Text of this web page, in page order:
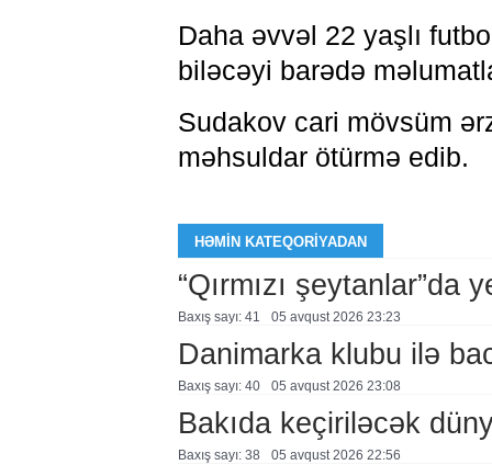
Daha əvvəl 22 yaşlı
biləcəyi barədə
Sudakov cari mövsüm
məhsuldar ötürmə edib.
HƏMIN KATEQORIYADAN
“Qırmızı şeytanlar”da
Baxış sayı: 41 05 avqust 2026 23:23
Danimarka klubu ilə
Baxış sayı: 40 05 avqust 2026 23:08
Bakıda keçiriləcək
Baxış sayı: 38 05 avqust 2026 22:56